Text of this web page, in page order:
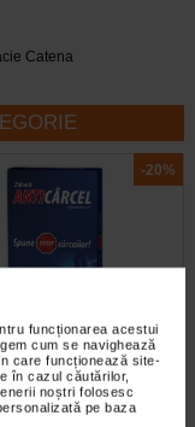
funcționarea acestui
cum se navighează
care funcționează site-
în cazul căutărilor,
noștri folosesc
pe baza
Catena
-20%
56 comprimate,